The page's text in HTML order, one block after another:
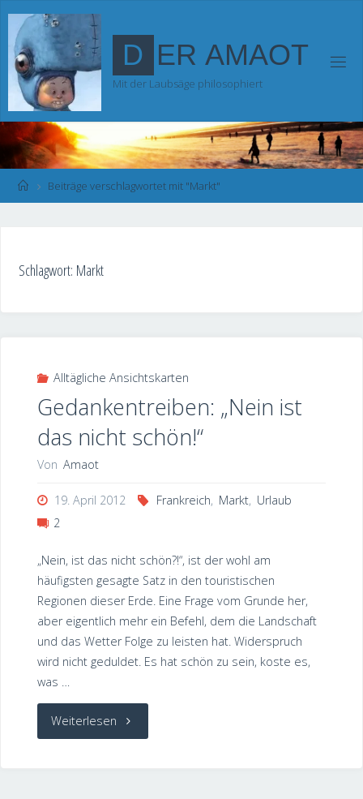
Inhalt
springen
D ER AMAOT
Mit der Laubsäge philosophiert
StartBeiträge verschlagwortet mit "Markt"
Schlagwort: Markt
Alltägliche Ansichtskarten
Gedankentreiben: „Nein ist
das nicht schön!“
Von Amaot
19. April 2012 Frankreich, Markt, Urlaub
2
„Nein, ist das nicht schön?!“, ist der wohl am
häufigsten gesagte Satz in den touristischen
Regionen dieser Erde. Eine Frage vom Grunde her,
aber eigentlich mehr ein Befehl, dem die Landschaft
und das Wetter Folge zu leisten hat. Widerspruch
wird nicht geduldet. Es hat schön zu sein, koste es,
was …
Weiterlesen"Gedankentreiben: